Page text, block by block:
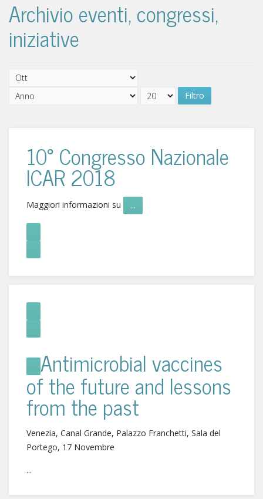
Archivio eventi, congressi,
iniziative
Filtro
10° Congresso Nazionale
ICAR 2018
Maggiori informazioni su ...
Antimicrobial vaccines
of the future and lessons
from the past
Venezia, Canal Grande, Palazzo Franchetti, Sala del
Portego, 17 Novembre
...